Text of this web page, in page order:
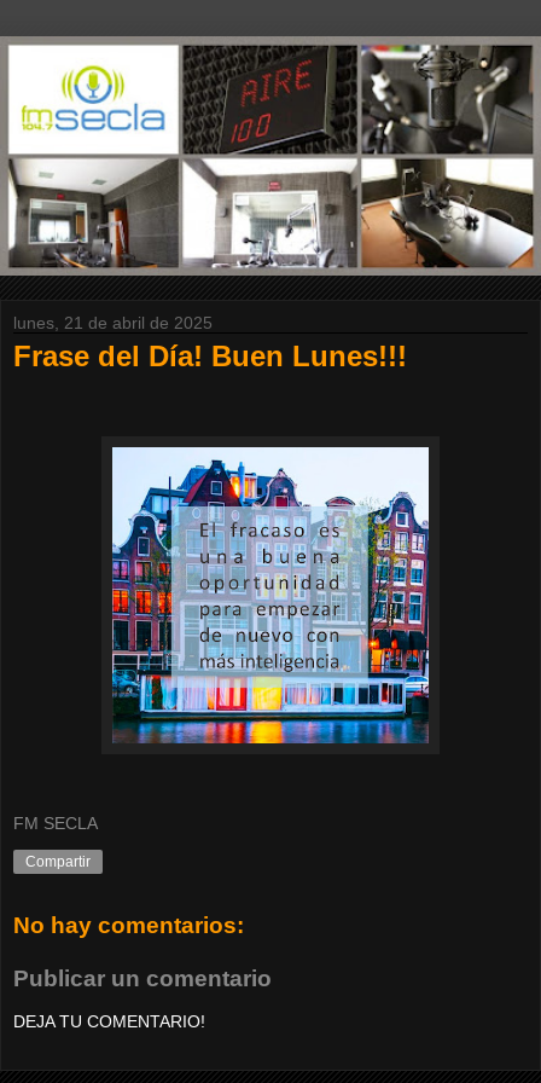
lunes, 21 de abril de 2025
Frase del Día! Buen Lunes!!!
FM SECLA
Compartir
No hay comentarios:
Publicar un comentario
DEJA TU COMENTARIO!